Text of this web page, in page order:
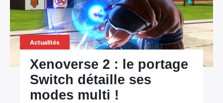
Actualités
Xenoverse 2 : le portage
Switch détaille ses
modes multi !